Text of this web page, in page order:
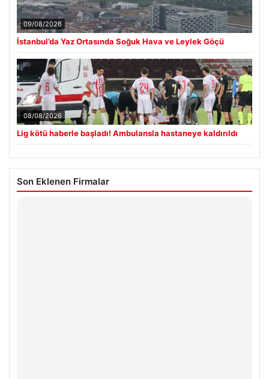
09/08/2026
İstanbul’da Yaz Ortasında Soğuk Hava ve Leylek Göçü
08/08/2026
Lig kötü haberle başladı! Ambulansla hastaneye kaldırıldı
Son Eklenen Firmalar